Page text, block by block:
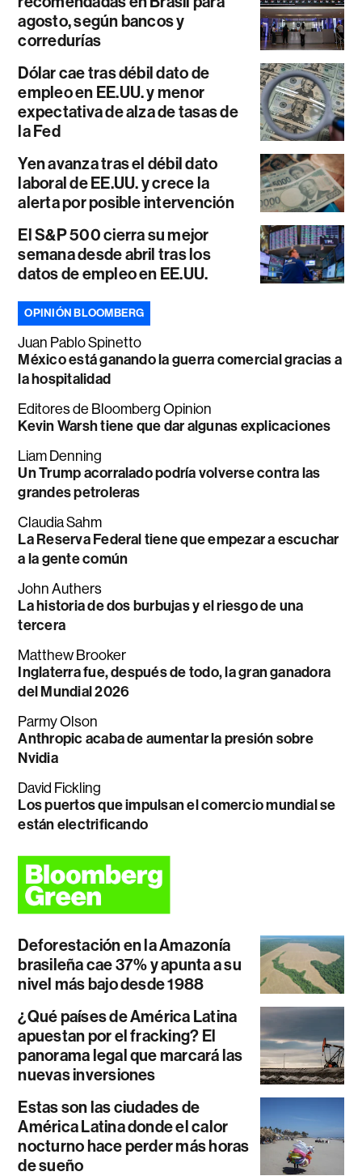
agosto, según bancos y
corredurías
Dólar cae tras débil dato de
empleo en EE.UU. y menor
expectativa de alza de tasas de
la Fed
Yen avanza tras el débil dato
laboral de EE.UU. y crece la
alerta por posible intervención
El S&P 500 cierra su mejor
semana desde abril tras los
datos de empleo en EE.UU.
OPINIÓN BLOOMBERG
Juan Pablo Spinetto
México está ganando la guerra comercial gracias a
la hospitalidad
Editores de Bloomberg Opinion
Kevin Warsh tiene que dar algunas explicaciones
Liam Denning
Un Trump acorralado podría volverse contra las
grandes petroleras
Claudia Sahm
La Reserva Federal tiene que empezar a escuchar
a la gente común
John Authers
La historia de dos burbujas y el riesgo de una
tercera
Matthew Brooker
Inglaterra fue, después de todo, la gran ganadora
del Mundial 2026
Parmy Olson
Anthropic acaba de aumentar la presión sobre
Nvidia
David Fickling
Los puertos que impulsan el comercio mundial se
están electrificando
Deforestación en la Amazonía
brasileña cae 37% y apunta a su
nivel más bajo desde 1988
¿Qué países de América Latina
apuestan por el fracking? El
panorama legal que marcará las
nuevas inversiones
Estas son las ciudades de
América Latina donde el calor
nocturno hace perder más horas
de sueño